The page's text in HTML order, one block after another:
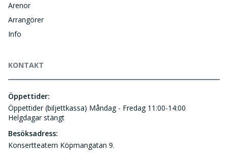
Arenor
Arrangörer
Info
KONTAKT
Öppettider:
Öppettider (biljettkassa) Måndag - Fredag 11:00-14:00
Helgdagar stängt
Besöksadress:
Konsertteatern Köpmangatan 9.